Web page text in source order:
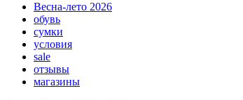
Весна-лето 2026
обувь
сумки
условия
sale
отзывы
магазины